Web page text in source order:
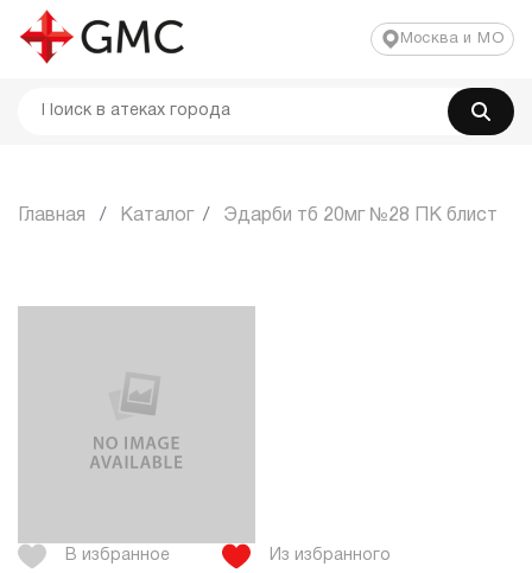
Москва и МО
Главная Каталог Эдарби тб 20мг №28 ПК блист
В избранное Из избранного